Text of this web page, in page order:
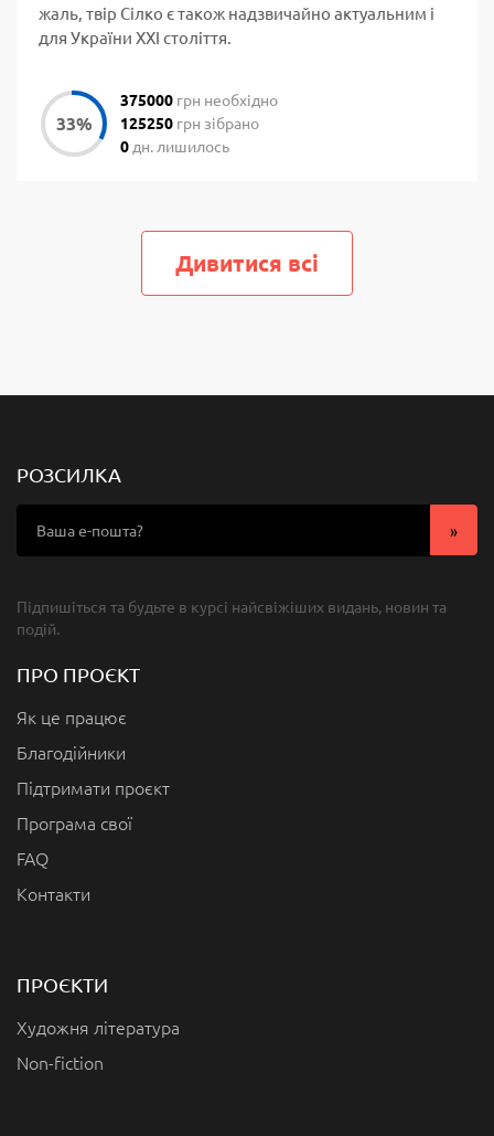
жаль, твір Сілко є також надзвичайно актуальним і
для України ХХІ століття.
375000 грн необхідно
125250 грн зібрано
0 дн. лишилось
Дивитися всi
РОЗСИЛКА
Підпишіться та будьте в курсі найсвіжіших видань, новин та
подій.
ПРО ПРОЄКТ
Як це працює
Благодійники
Підтримати проєкт
Програма свої
FAQ
Контакти
ПРОЄКТИ
Художня література
Non-fiction